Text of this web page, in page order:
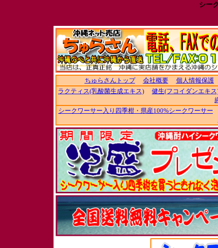
シー
ちゅらさんトップ 会社概要
個人情報保護
ラクティス(乳酸菌生成エキス)
健生(フコイダンエキス
シークワーサー入り四季柑・県産100%シークワーサー